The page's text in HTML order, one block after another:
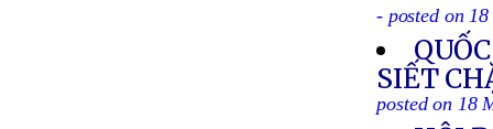
- posted on
SIẾT
posted on 18